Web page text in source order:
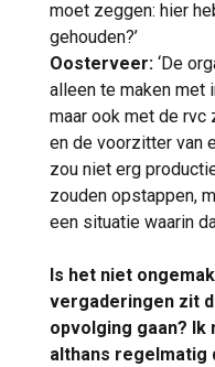
moet zeggen: hier
gehouden?’
Oosterveer: ‘De
alleen te maken met
maar ook met de
en de voorzitter van
zou niet erg
zouden opstappen,
een situatie waarin
Is het niet
vergaderingen zit
opvolging gaan?
althans regelmatig